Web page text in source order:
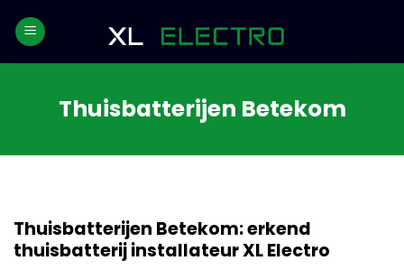
Thuisbatterijen Betekom
Thuisbatterijen Betekom: erkend
thuisbatterij installateur XL Electro